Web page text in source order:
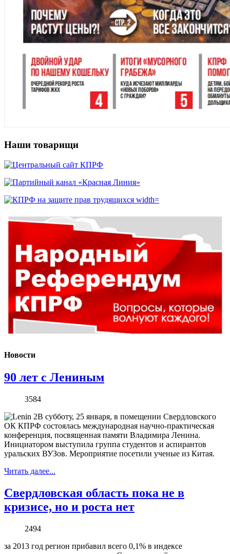
Наши товарищи
Новости
90 лет с Лениным
3584
В субботу, 25 января, в помещении Свердловского
ОК КПРФ состоялась международная научно-практическая
конференция, посвященная памяти Владимира Ленина.
Инициатором выступила группа студентов и аспирантов
уральских ВУЗов. Мероприятие посетили ученые из Китая.
Читать далее...
Свердловская область пока не в
кризисе, но и роста нет
2494
за 2013 год регион прибавил всего 0,1% в индексе